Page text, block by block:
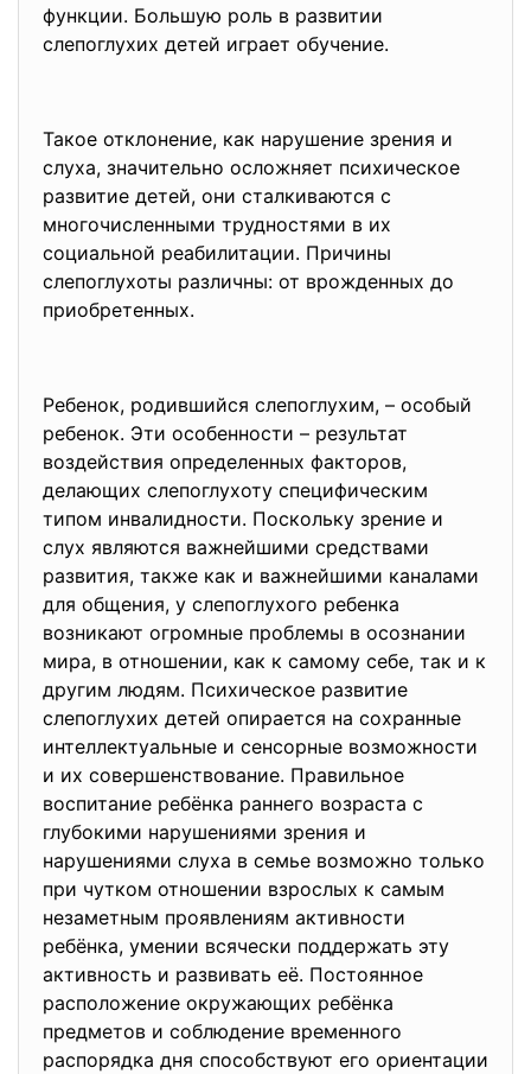
функции. Большую роль в развитии
слепоглухих детей играет обучение.
Такое отклонение, как нарушение зрения и
слуха, значительно осложняет психическое
развитие детей, они сталкиваются с
многочисленными трудностями в их
социальной реабилитации. Причины
слепоглухоты различны: от врожденных до
приобретенных.
Ребенок, родившийся слепоглухим, – особый
ребенок. Эти особенности – результат
воздействия определенных факторов,
делающих слепоглухоту специфическим
типом инвалидности. Поскольку зрение и
слух являются важнейшими средствами
развития, также как и важнейшими каналами
для общения, у слепоглухого ребенка
возникают огромные проблемы в осознании
мира, в отношении, как к самому себе, так и к
другим людям. Психическое развитие
слепоглухих детей опирается на сохранные
интеллектуальные и сенсорные возможности
и их совершенствование. Правильное
воспитание ребёнка раннего возраста с
глубокими нарушениями зрения и
нарушениями слуха в семье возможно только
при чутком отношении взрослых к самым
незаметным проявлениям активности
ребёнка, умении всячески поддержать эту
активность и развивать её. Постоянное
расположение окружающих ребёнка
предметов и соблюдение временного
распорядка дня способствуют его ориентации